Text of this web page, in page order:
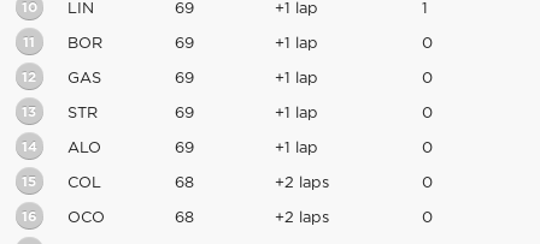
10 LIN 69 +1 lap 1
11 BOR 69 +1 lap 0
12 GAS 69 +1 lap 0
13 STR 69 +1 lap 0
14 ALO 69 +1 lap 0
15 COL 68 +2 laps 0
16 OCO 68 +2 laps 0